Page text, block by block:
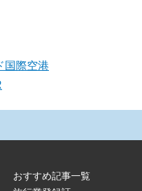
国際空港
おすすめ記事一覧